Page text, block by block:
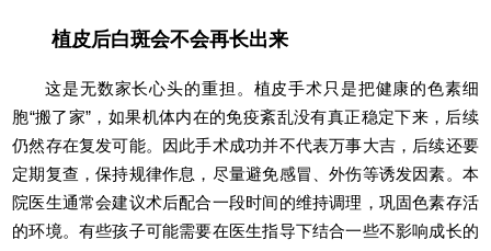
植皮后白斑会不会再长出来
这是无数家长心头的重担。植皮手术只是把健康的色素细
胞“搬了家”，如果机体内在的免疫紊乱没有真正稳定下来，后续
仍然存在复发可能。因此手术成功并不代表万事大吉，后续还要
定期复查，保持规律作息，尽量避免感冒、外伤等诱发因素。本
院医生通常会建议术后配合一段时间的维持调理，巩固色素存活
的环境。有些孩子可能需要在医生指导下结合一些不影响成长的